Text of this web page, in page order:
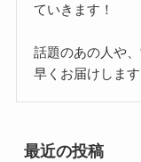
ていきます！
話題のあの人や
早くお届けします
最近の投稿